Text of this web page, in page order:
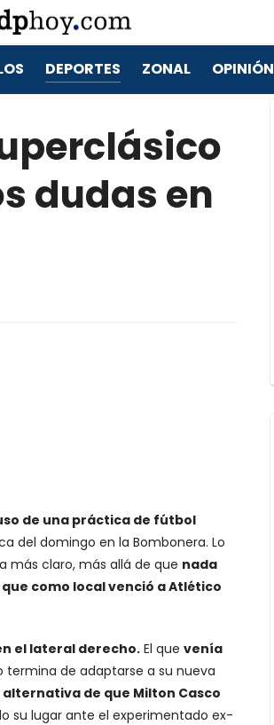
DEPORTES ZONAL OPINIÓN
dudas en
de una práctica de fútbol
del domingo en la Bombonera. Lo
más claro, más allá de que nada
como local venció a Atlético
el lateral derecho.El que venía
de adaptarse a su nueva
de que Milton Casco
su lugar ante el experimentado ex-